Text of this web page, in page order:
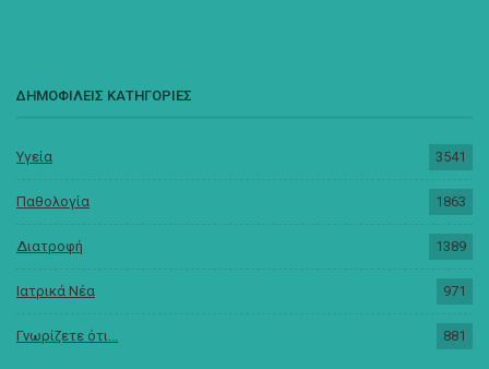
ΔΗΜΟΦΙΛΕΙΣ ΚΑΤΗΓΟΡΙΕΣ
Υγεία 3541
Παθολογία 1863
Διατροφή 1389
Ιατρικά Νέα 971
Γνωρίζετε ότι... 881